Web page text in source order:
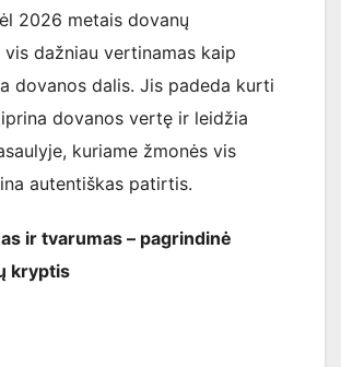
2026 metais dovanų
vis dažniau vertinamas kaip
dovanos dalis. Jis padeda kurti
dovanos vertę ir leidžia
kuriame žmonės vis
autentiškas patirtis.
ir tvarumas – pagrindinė
kryptis